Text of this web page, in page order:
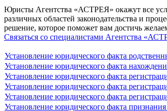
Юристы Агентства «АСТРЕЯ» окажут все
различных областей законодательства и
решение, которое поможет вам достичь
Связаться со специалистами Агентства
Установление юридического факта
Установление юридического факта
Установление юридического факта
Установление юридического факта
Установление юридического факта
Установление юридического факта признания